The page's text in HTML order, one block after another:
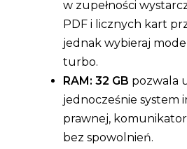
w zupełności
PDF i licznych kart
jednak wybieraj
turbo.
RAM: 32 GB pozwala
jednocześnie system
prawnej,
bez spowolnień.